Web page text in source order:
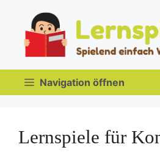
springen
Navigation öffnen
Lernspiele für